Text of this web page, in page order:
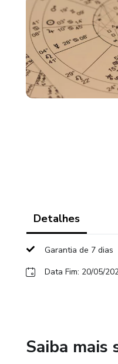
Detalhes
Garantia de 7 dias
Data Fim: 20/05/
Saiba mais